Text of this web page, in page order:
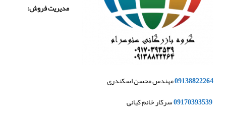
مدیریت فروش:
09138822264مهندس محسن اسکندری
09170393539سرکار خانم کیانی